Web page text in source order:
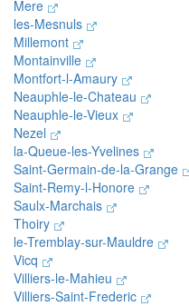
Mere
les-Mesnuls
Millemont
Montainville
Montfort-l-Amaury
Neauphle-le-Chateau
Neauphle-le-Vieux
Nezel
la-Queue-les-Yvelines
Saint-Germain-de-la-Grange
Saint-Remy-l-Honore
Saulx-Marchais
Thoiry
le-Tremblay-sur-Mauldre
Vicq
Villiers-le-Mahieu
Villiers-Saint-Frederic